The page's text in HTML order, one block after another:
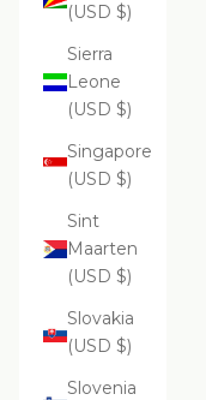
(USD $)
Sierra
Leone
(USD $)
Singapore
(USD $)
Sint
Maarten
(USD $)
Slovakia
(USD $)
Slovenia